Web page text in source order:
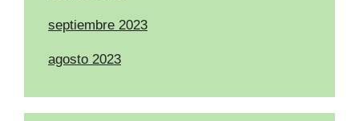
septiembre 2023
agosto 2023